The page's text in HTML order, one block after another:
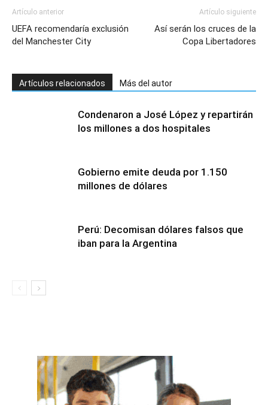
Artículo anterior
UEFA recomendaría exclusión
del Manchester City
Artículo siguiente
Así serán los cruces de la
Copa Libertadores
Artículos relacionados Más del autor
Condenaron a José López y repartirán
los millones a dos hospitales
Gobierno emite deuda por 1.150
millones de dólares
Perú: Decomisan dólares falsos que
iban para la Argentina